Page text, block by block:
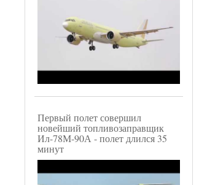
Первый полет совершил
новейший топливозаправщик
Ил-78М-90А - полет длился 35
минут